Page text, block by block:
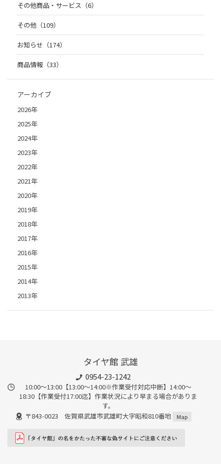
その他商品・サービス（6）
その他（109）
お知らせ（174）
商品情報（33）
アーカイブ
2026年
2025年
2024年
2023年
2022年
2021年
2020年
2019年
2018年
2017年
2016年
2015年
2014年
2013年
タイヤ館 武雄
0954-23-1242
10:00～13:00【13:00～14:00※作業受付対応中断】14:00～
18:30【作業受付17:00迄】作業状況により早まる場合がありま
す。
〒843-0023 佐賀県武雄市武雄町大字昭和810番地
Map